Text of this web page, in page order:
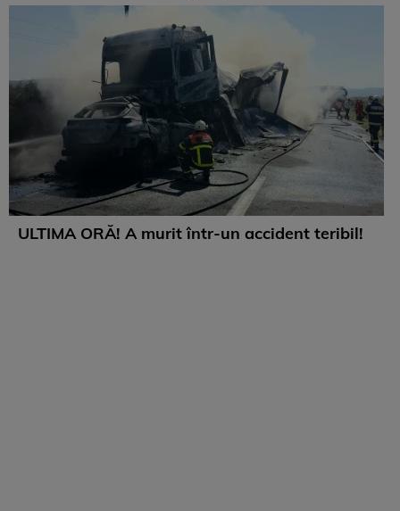
ULTIMA ORĂ! A murit într-un accident teribil!